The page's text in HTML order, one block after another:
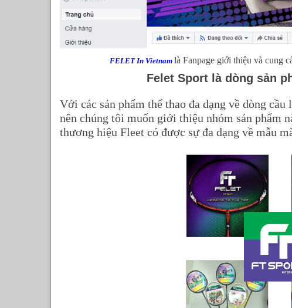
FELET In Vietnam là Fanpage giới thiệu và cung
Felet Sport là dòng sản
Với các sản phẩm thể thao đa dạng về dòng
nên chúng tôi muốn giới thiệu nhóm sản phẩm
thương hiệu Fleet có được sự đa dạng về mẫu